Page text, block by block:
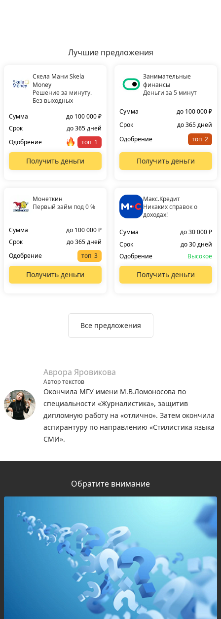
Лучшие предложения
Скела Мани Skela
Money
Решение за минуту.
Без выходных
Сумма
до 100 000 ₽
Срок
до 365 дней
Одобрение
топ
Получить деньги
Занимательные
финансы
Деньги за 5 минут
Сумма
до 100 000 ₽
Срок
до 365 дней
Одобрение
топ
Получить деньги
Монеткин
Первый займ под 0 %
Сумма
до 100 000 ₽
Срок
до 365 дней
Одобрение
топ
Получить деньги
Макс.Кредит
Никаких справок о
доходах!
Сумма
до 30 000 ₽
Срок
до 30 дней
Одобрение
Высокое
Получить деньги
Все предложения
Аврора Яровикова
Автор текстов
Окончила МГУ имени М.В.Ломоносова по
специальности «Журналистика», защитив
дипломную работу на «отлично». Затем окончила
аспирантуру по направлению «Стилистика языка
СМИ».
Обратите внимание